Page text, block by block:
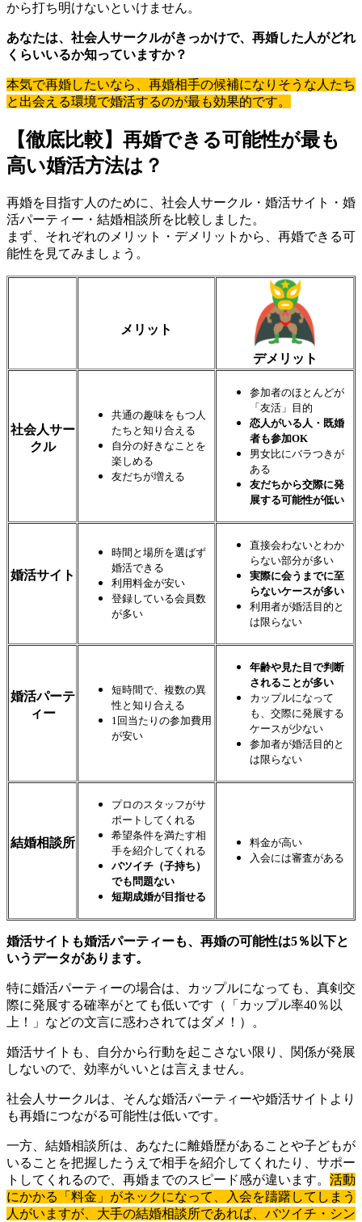
から打ち明けないといけません。
あなたは、社会人サークルがきっかけで、再婚した人がどれ
くらいいるか知っていますか？
本気で再婚したいなら、再婚相手の候補になりそうな人たち
と出会える環境で婚活するのが最も効果的です。
【徹底比較】再婚できる可能性が最も
高い婚活方法は？
再婚を目指す人のために、社会人サークル・婚活サイト・婚
活パーティー・結婚相談所を比較しました。
まず、それぞれのメリット・デメリットから、再婚できる可
能性を見てみましょう。
メリット
デメリット
社会人サー
クル
共通の趣味をもつ人
たちと知り合える
自分の好きなことを
楽しめる
友だちが増える
参加者のほとんどが
「友活」目的
恋人がいる人・既婚
者も参加OK
男女比にバラつきが
ある
友だちから交際に発
展する可能性が低い
婚活サイト
時間と場所を選ばず
婚活できる
利用料金が安い
登録している会員数
が多い
直接会わないとわか
らない部分が多い
実際に会うまでに至
らないケースが多い
利用者が婚活目的と
は限らない
婚活パーテ
ィー
短時間で、複数の異
性と知り合える
1回当たりの参加費用
が安い
年齢や見た目で判断
されることが多い
カップルになって
も、交際に発展する
ケースが少ない
参加者が婚活目的と
は限らない
結婚相談所
プロのスタッフがサ
ポートしてくれる
希望条件を満たす相
手を紹介してくれる
バツイチ（子持ち）
でも問題ない
短期成婚が目指せる
料金が高い
入会には審査がある
婚活サイトも婚活パーティーも、再婚の可能性は5％以下と
いうデータがあります。
特に婚活パーティーの場合は、カップルになっても、真剣交
際に発展する確率がとても低いです（「カップル率40％以
上！」などの文言に惑わされてはダメ！）。
婚活サイトも、自分から行動を起こさない限り、関係が発展
しないので、効率がいいとは言えません。
社会人サークルは、そんな婚活パーティーや婚活サイトより
も再婚につながる可能性は低いです。
一方、結婚相談所は、あなたに離婚歴があることや子どもが
いることを把握したうえで相手を紹介してくれたり、サポー
トしてくれるので、再婚までのスピード感が違います。 活動
にかかる「料金」がネックになって、入会を躊躇してしまう
人がいますが、大手の結婚相談所であれば、バツイチ・シン